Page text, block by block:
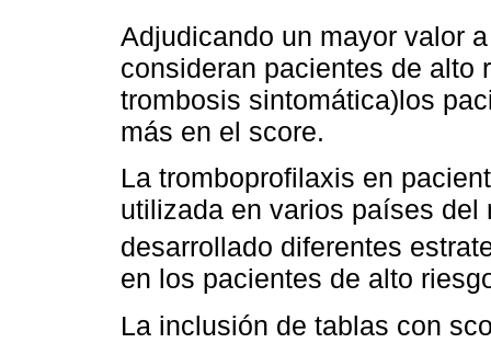
Adjudicando un mayor valor
consideran pacientes de alto
trombosis sintomática)los
más en el score.
La tromboprofilaxis en
utilizada en varios países del
desarrollado diferentes
en los pacientes de alto
La inclusión de tablas con